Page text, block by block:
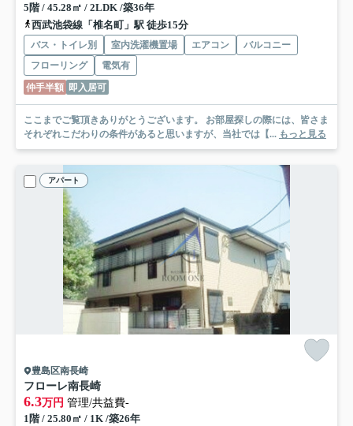
5階 / 45.28㎡ / 2LDK /築36年
西武池袋線「椎名町」駅 徒歩15分
バス・トイレ別 室内洗濯機置場 エアコン
バルコニー
フローリング
電気有
仲手半額 即入居可
ここまでご覧頂きありがとうございます。 お部屋探しの際には、皆さま
それぞれこだわりの条件があると思いますが、当社では【... もっと見る
アパート
豊島区南長崎
フローレ南長崎
6.3万円 管理/共益費-
1階 / 25.80㎡ / 1K /築26年